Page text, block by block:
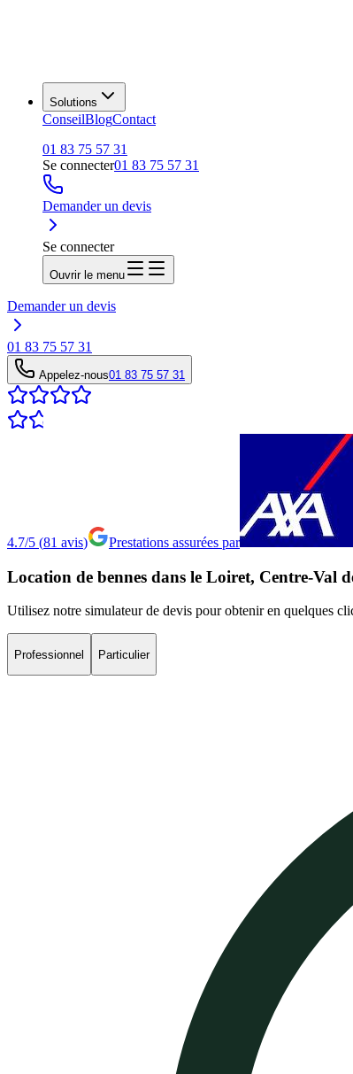
Solutions
ConseilBlogContact
01 83 75 57 31
Se connecter01 83 75 57 31
Demander un devis
Se connecter
Ouvrir le menu
Demander un devis
01 83 75 57 31
Appelez-nous01 83 75 57 31
4.7/5 (81 avis) Prestations assurées par
Location de bennes dans le Loiret, Centre-Val
Utilisez notre simulateur de devis pour obtenir en quelques
Professionnel Particulier